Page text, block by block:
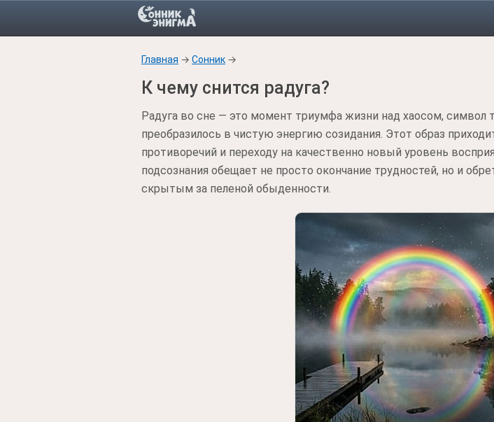
Главная → Сонник →
К чему снится радуга?
Радуга во сне — это момент триумфа жизни над хаосом, символ
преобразилось в чистую энергию созидания. Этот образ
противоречий и переходу на качественно новый уровень
подсознания обещает не просто окончание трудностей, но и
скрытым за пеленой обыденности.